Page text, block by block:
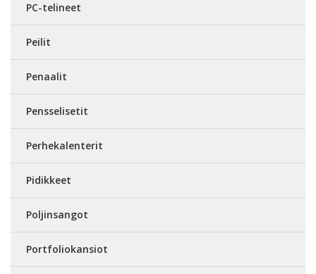
PC-telineet
Peilit
Penaalit
Pensselisetit
Perhekalenterit
Pidikkeet
Poljinsangot
Portfoliokansiot